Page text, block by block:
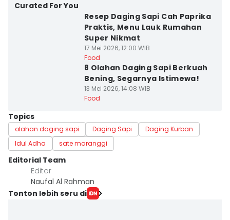
Curated For You
Resep Daging Sapi Cah Paprika
Praktis, Menu Lauk Rumahan
Super Nikmat
17 Mei 2026, 12:00 WIB
Food
8 Olahan Daging Sapi Berkuah
Bening, Segarnya Istimewa!
13 Mei 2026, 14:08 WIB
Food
Topics
olahan daging sapi Daging Sapi
Daging Kurban
Idul Adha
sate maranggi
Editorial Team
Editor
Naufal Al Rahman
Tonton lebih seru di